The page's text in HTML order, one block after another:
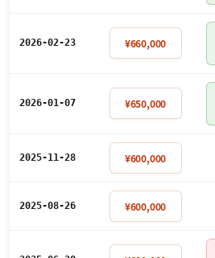
2026-02-23 ¥660,000
2026-01-07 ¥650,000
2025-11-28 ¥600,000
2025-08-26 ¥600,000